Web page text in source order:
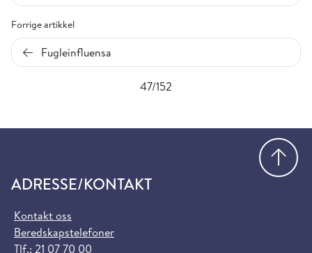
Forrige artikkel
Fugleinfluensa
47/152
ADRESSE/KONTAKT
Kontakt oss
Beredskapstelefoner
Tlf.: 21 07 70 00